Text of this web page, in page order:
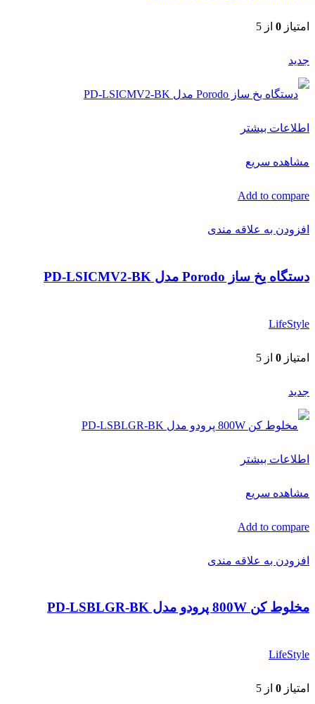
امتیاز 0 از 5
جدید
اطلاعات بیشتر
مشاهده سریع
Add to compare
افزودن به علاقه مندی
دستگاه یخ ساز Porodo مدل PD-LSICMV2-BK
LifeStyle
امتیاز 0 از 5
جدید
اطلاعات بیشتر
مشاهده سریع
Add to compare
افزودن به علاقه مندی
مخلوط کن 800W پرودو مدل PD-LSBLGR-BK
LifeStyle
امتیاز 0 از 5